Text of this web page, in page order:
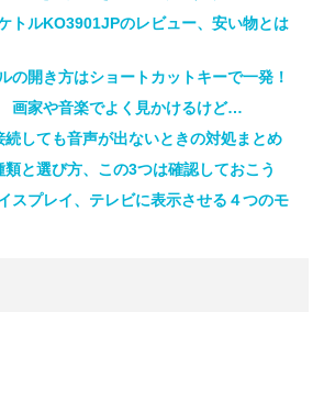
トルKO3901JPのレビュー、安い物とは
の開き方はショートカットキーで一発！
画家や音楽でよく見かけるけど…
続しても音声が出ないときの対処まとめ
と選び方、この3つは確認しておこう
スプレイ、テレビに表示させる４つのモ